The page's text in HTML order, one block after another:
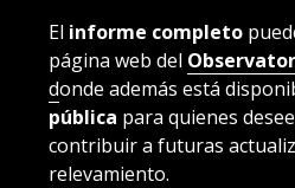
El informe completo
página web del
donde además está
pública para quienes
contribuir a futuras
relevamiento.